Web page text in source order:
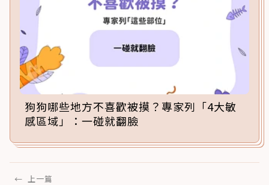
狗狗哪些地方不喜歡被摸？專家列「4大敏
感區域」：一碰就翻臉
← 上一篇